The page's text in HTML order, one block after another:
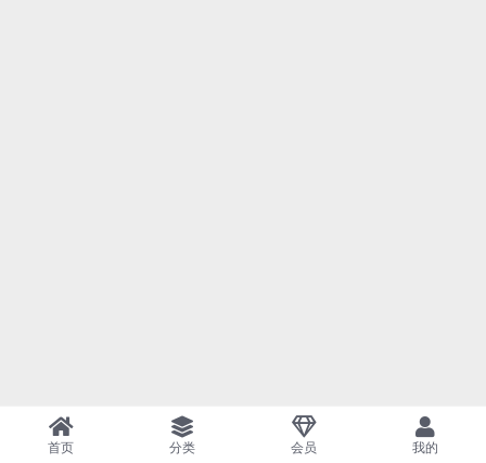
首页 分类 会员 我的